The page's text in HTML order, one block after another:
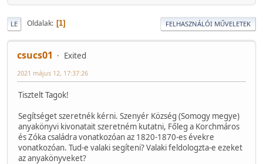
LE Oldalak 1 FELHASZNÁLÓI MŰVELETEK
csucs01 Exited
2021 május 12, 17:37:26
Tisztelt Tagok!
Segítséget szeretnék kérni. Szenyér Község (Somogy megye)
anyakönyvi kivonatait szeretném kutatni, Főleg a Korchmáros
és Zóka családra vonatkozóan az 1820-1870-es évekre
vonatkozóan. Tud-e valaki segíteni? Valaki feldologzta-e ezeket
az anyakönyveket?